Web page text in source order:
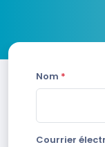
Nom *
Courrier